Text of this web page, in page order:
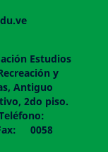
Estudios
y
Antiguo
2do piso.
Teléfono:
0058